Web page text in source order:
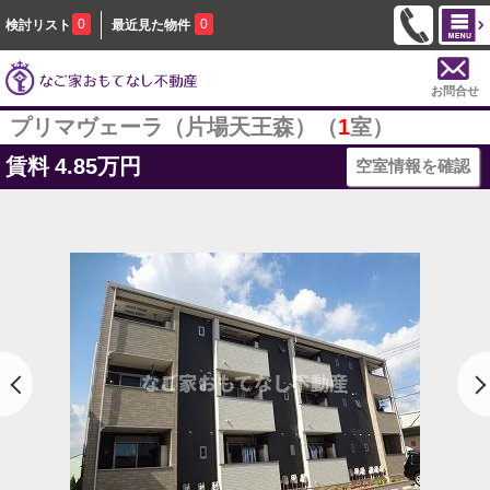
検討リスト 0 最近見た物件 0
お問合せ
プリマヴェーラ（片場天王森）（1室）
賃料 4.85万円 空室情報を確認